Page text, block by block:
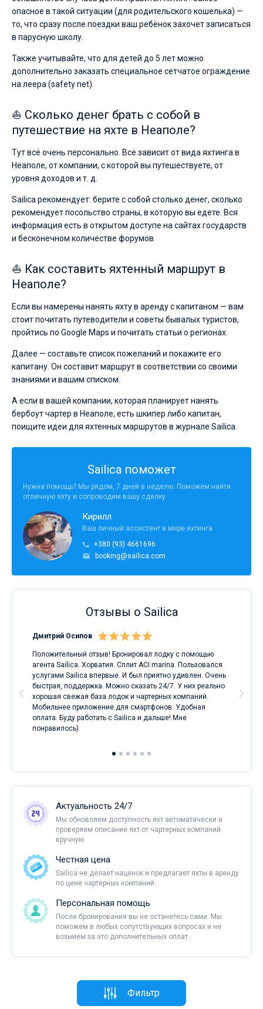
опасное в такой ситуации (для родительского кошелька) —
то, что сразу после поездки ваш ребёнок захочет записаться
в парусную школу.
Также учитывайте, что для детей до 5 лет можно
дополнительно заказать специальное сетчатое ограждение
на леера (safety net).
⛵ Сколько денег брать с собой в
путешествие на яхте в Неаполе?
Тут всё очень персонально. Всё зависит от вида яхтинга в
Неаполе, от компании, с которой вы путешествуете, от
уровня доходов и т. д.
Sailica рекомендует: берите с собой столько денег, сколько
рекомендует посольство страны, в которую вы едете. Вся
информация есть в открытом доступе на сайтах государств
и бесконечном количестве форумов.
⛵ Как составить яхтенный маршрут в
Неаполе?
Если вы намерены нанять яхту в аренду с капитаном — вам
стоит почитать путеводители и советы бывалых туристов,
пройтись по Google Maps и почитать статьи о регионах.
Далее — составьте список пожеланий и покажите его
капитану. Он составит маршрут в соответствии со своими
знаниями и вашим списком.
А если в вашей компании, которая планирует нанять
бербоут чартер в Неаполе, есть шкипер либо капитан,
поищите идеи для яхтенных маршрутов в журнале Sailica.
Sailica поможет
Нужна помощь? Мы рядом, 7 дней в неделю. Поможем найти
отличную яхту и сопроводим вашу сделку
Кирилл
Ваш личный ассистент в мире яхтинга
+380 (93) 4661696
booking@sailica.com
Отзывы о Sailica
Дмитрий Осипов
Положительный отзыв! Бронировал лодку с помощью
агента Sailica. Хорватия. Сплит ACI marina. Пользовался
услугами Sailica впервые. И был приятно удивлен. Очень
быстрая, поддержка. Можно сказать 24/7. У них реально
хорошая свежая база лодок и чартерных компаний.
Мобильнее приложение для смартфонов. Удобная
оплата. Буду работать с Sailica и дальше! Мне
понравилось)
Актуальность 24/7
Мы обновляем доступность яхт автоматически и
проверяем описание яхт от чартерных компаний
вручную
Честная цена
Sailica не делает наценок и предлагает яхты в аренду
по цене чартерных компаний.
Персональная помощь
После бронирования вы не останетесь сами. Мы
поможем в любых сопутствующих вопросах и не
возьмем за это дополнительных оплат.
Фильтр